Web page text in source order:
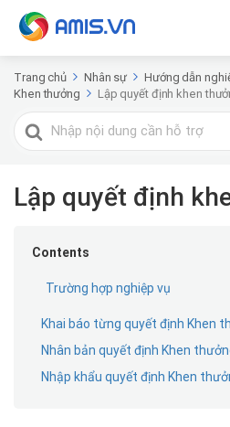
Trang chủ Nhân sự Hướng dẫn
Khen thưởng
Lập quyết định khen
Tìm
kiếm
Lập quyết định
Contents
Trường hợp nghiệp vụ
Khai báo từng quyết định Khen
Nhân bản quyết định Khen
Nhập khẩu quyết định Khen